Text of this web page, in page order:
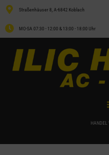
Straßenhäuser 8, A-6842 Koblach
MO-SA 07:30 - 12:00 & 13:00 - 18:00 Uhr
HANDEL